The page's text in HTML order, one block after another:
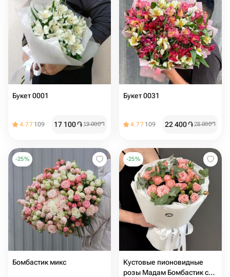
Букет 0001
4.77 109 17 100֏19 000֏
Букет 0031
4.77 109 22 400֏28 000֏
-25%
Бомбастик микс
-25%
Кустовые пионовидные
розы Мадам Бомбастик с